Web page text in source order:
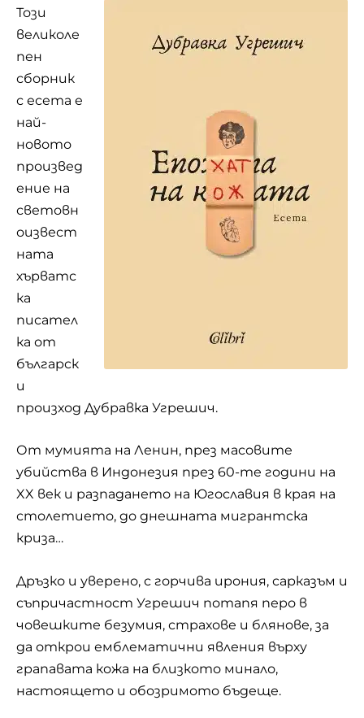
Този
великоле
пен
сборник
с есета е
най-
новото
произвед
ение на
световн
оизвест
ната
хърватс
ка
писател
ка от
българск
и
произход Дубравка Угрешич.
От мумията на Ленин, през масовите
убийства в Индонезия през 60-те години на
XX век и разпадането на Югославия в края на
столетието, до днешната мигрантска
криза…
Дръзко и уверено, с горчива ирония, сарказъм и
съпричастност Угрешич потапя перо в
човешките безумия, страхове и блянове, за
да открои емблематични явления върху
грапавата кожа на близкото минало,
настоящето и обозримото бъдеще.